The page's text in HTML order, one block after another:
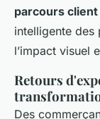
parcours client
intelligente des
l’impact visuel
Retours
Des